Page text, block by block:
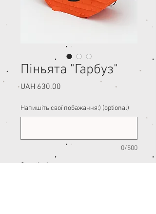
Піньята "Гарбуз"
UAH 630.00
Напишіть свої побажання:) (optional)
0/500
Quantity *